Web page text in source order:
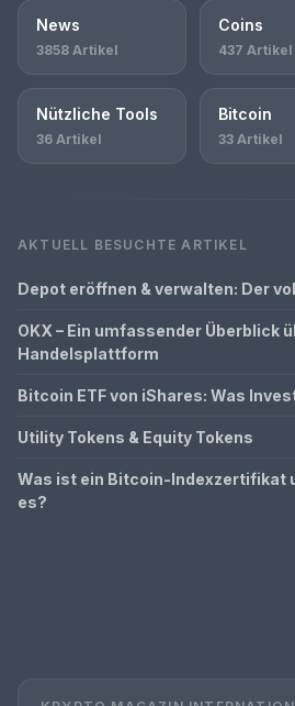
News
3858 Artikel
Coins
437 Artikel
Nützliche Tools
36 Artikel
Bitcoin
33 Artikel
AKTUELL BESUCHTE ARTIKEL
Depot eröffnen & verwalten: Der
OKX – Ein umfassender Überblick
Handelsplattform
Bitcoin ETF von iShares: Was
Utility Tokens & Equity Tokens
Was ist ein Bitcoin-Indexzertifikat
es?